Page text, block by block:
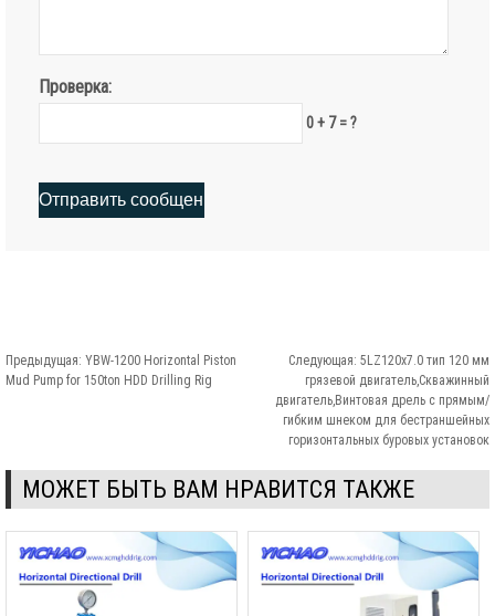
Проверка:
0 + 7 = ?
Предыдущая: YBW-1200 Horizontal Piston
Mud Pump for 150ton HDD Drilling Rig
Следующая: 5LZ120x7.0 тип 120 мм
грязевой двигатель,Скважинный
двигатель,Винтовая дрель с прямым/
гибким шнеком для бестраншейных
горизонтальных буровых установок
МОЖЕТ БЫТЬ ВАМ НРАВИТСЯ ТАКЖЕ